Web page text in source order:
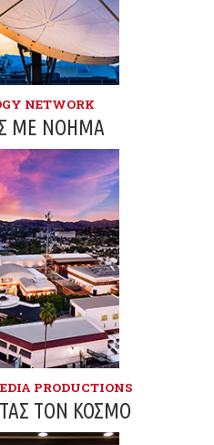
NETWORK
ΜΕ ΝΌΗΜΑ
PRODUCTIONS
ΤΟΝ ΚΌΣΜΟ